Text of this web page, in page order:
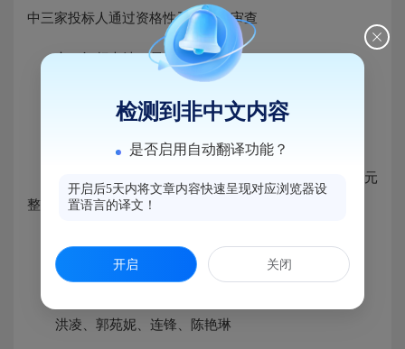
中三家投标人通过资格性及符合性审查
六、评标办法：最低评标价法
七、中标情况：
中标金额：人民币65800元（大写：陆万伍仟捌佰元
整）
服务要求或标的的基本情况：详见招标文件
八、评标小组成员名单：
洪凌、郭苑妮、连锋、陈艳琳
检测到非中文内容
是否启用自动翻译功能？
开启后5天内将文章内容快速呈现对应浏览器设
置语言的译文！
开启 关闭